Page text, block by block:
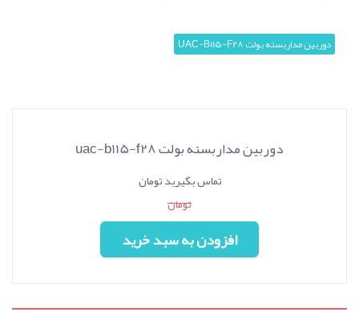
دوربین مداربسته بولت UAC-B115-F28
دوربین مداربسته بولت uac-b115-f28
تماس بگیرید تومان
تومان
افزودن به سبد خرید